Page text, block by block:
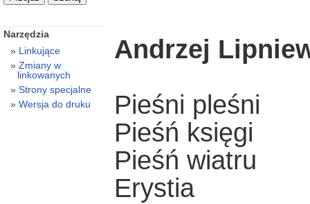
Andrzej
Pieśni pleśni
Pieśń księgi
Pieśń wiatru
Erystia
Narzędzia
Linkujące
Zmiany w
linkowanych
Strony specjalne
Wersja do druku